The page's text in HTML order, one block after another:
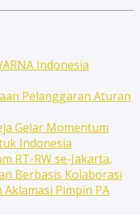
Indonesia
Pelanggaran Aturan
Gelar Momentum
Indonesia
RT-RW se-Jakarta,
Berbasis Kolaborasi
Pimpin PA